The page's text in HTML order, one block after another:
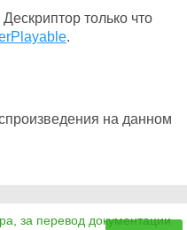
Дескриптор только что
.
на данном
за перевод документации